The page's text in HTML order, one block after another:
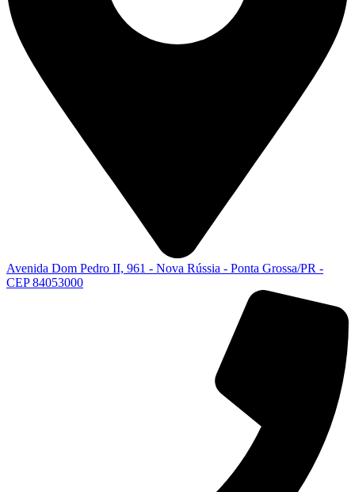
Avenida Dom Pedro II, 961 - Nova Rússia - Ponta Grossa/PR -
CEP 84053000